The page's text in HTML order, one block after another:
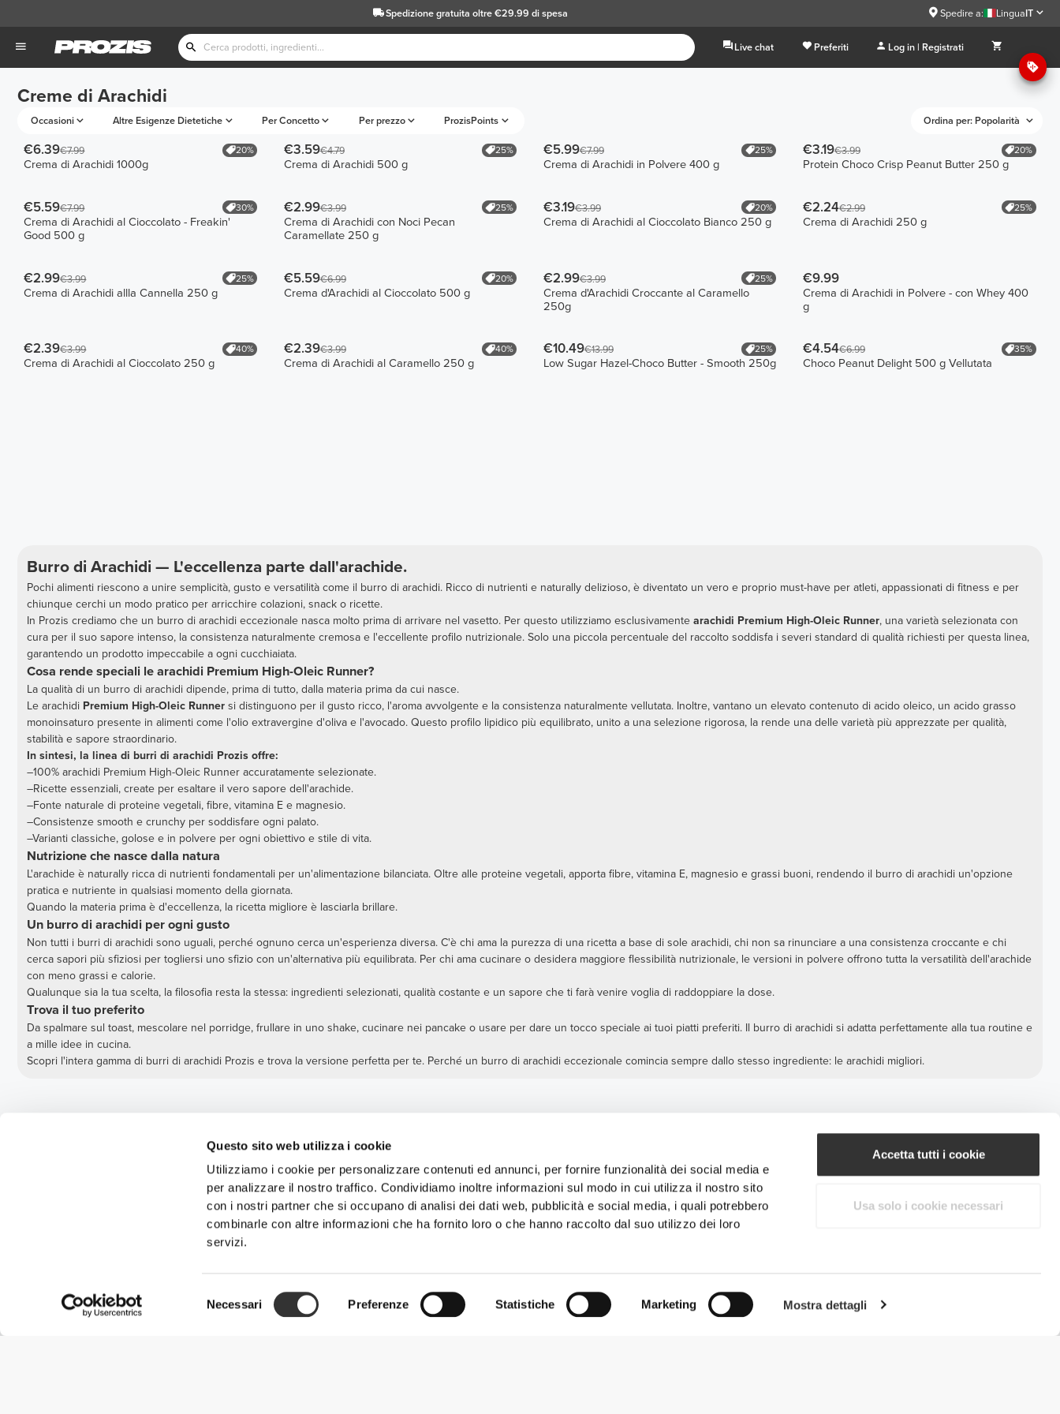
Questo sito web utilizza i cookie
Utilizziamo i cookie per personalizzare contenuti ed annunci, per fornire funzionalità dei social media e
per analizzare il nostro traffico. Condividiamo inoltre informazioni sul modo in cui utilizza il nostro sito
con i nostri partner che si occupano di analisi dei dati web, pubblicità e social media, i quali potrebbero
combinarle con altre informazioni che ha fornito loro o che hanno raccolto dal suo utilizzo dei loro
servizi.
del
Necessari Preferenze Statistiche Marketing Mostra dettagli
Accetta tutti i cookie
Usa solo i cookie necessari
Spedizione gratuita oltre €29.99 di spesa Spedire a: LinguaIT
Live chat Preferiti Log in | Registrati
Creme di Arachidi
Occasioni Altre Esigenze Dietetiche Per Concetto Per prezzo ProzisPoints Ordina per: Popolarità
€6.39€7.99 20%
Crema di Arachidi 1000g
€3.59€4.79 25%
Crema di Arachidi 500 g
€5.99€7.99 25%
Crema di Arachidi in Polvere 400 g
€3.19€3.99 20%
Protein Choco Crisp Peanut Butter 250 g
€5.59€7.99 30%
Crema di Arachidi al Cioccolato - Freakin'
Good 500 g
€2.99€3.99 25%
Crema di Arachidi con Noci Pecan
Caramellate 250 g
€3.19€3.99 20%
Crema di Arachidi al Cioccolato Bianco 250 g
€2.24€2.99 25%
Crema di Arachidi 250 g
€2.99€3.99 25%
Crema di Arachidi allla Cannella 250 g
€5.59€6.99 20%
Crema d'Arachidi al Cioccolato 500 g
€2.99€3.99 25%
Crema d'Arachidi Croccante al Caramello
250g
€9.99
Crema di Arachidi in Polvere - con Whey 400
g
€2.39€3.99 40%
Crema di Arachidi al Cioccolato 250 g
€2.39€3.99 40%
Crema di Arachidi al Caramello 250 g
€10.49€13.99 25%
Low Sugar Hazel-Choco Butter - Smooth 250g
€4.54€6.99 35%
Choco Peanut Delight 500 g Vellutata
Burro di Arachidi — L'eccellenza parte dall'arachide.
Pochi alimenti riescono a unire semplicità, gusto e versatilità come il burro di arachidi. Ricco di nutrienti e naturally delizioso, è diventato un vero e proprio must-have per atleti, appassionati di fitness e per
chiunque cerchi un modo pratico per arricchire colazioni, snack o ricette.
In Prozis crediamo che un burro di arachidi eccezionale nasca molto prima di arrivare nel vasetto. Per questo utilizziamo esclusivamente arachidi Premium High-Oleic Runner, una varietà selezionata con
cura per il suo sapore intenso, la consistenza naturalmente cremosa e l'eccellente profilo nutrizionale. Solo una piccola percentuale del raccolto soddisfa i severi standard di qualità richiesti per questa linea,
garantendo un prodotto impeccabile a ogni cucchiaiata.
Cosa rende speciali le arachidi Premium High-Oleic Runner?
La qualità di un burro di arachidi dipende, prima di tutto, dalla materia prima da cui nasce.
Le arachidi Premium High-Oleic Runner si distinguono per il gusto ricco, l'aroma avvolgente e la consistenza naturalmente vellutata. Inoltre, vantano un elevato contenuto di acido oleico, un acido grasso
monoinsaturo presente in alimenti come l'olio extravergine d'oliva e l'avocado. Questo profilo lipidico più equilibrato, unito a una selezione rigorosa, la rende una delle varietà più apprezzate per qualità,
stabilità e sapore straordinario.
In sintesi, la linea di burri di arachidi Prozis offre:
–100% arachidi Premium High-Oleic Runner accuratamente selezionate.
–Ricette essenziali, create per esaltare il vero sapore dell'arachide.
–Fonte naturale di proteine vegetali, fibre, vitamina E e magnesio.
–Consistenze smooth e crunchy per soddisfare ogni palato.
–Varianti classiche, golose e in polvere per ogni obiettivo e stile di vita.
Nutrizione che nasce dalla natura
L'arachide è naturally ricca di nutrienti fondamentali per un'alimentazione bilanciata. Oltre alle proteine vegetali, apporta fibre, vitamina E, magnesio e grassi buoni, rendendo il burro di arachidi un'opzione
pratica e nutriente in qualsiasi momento della giornata.
Quando la materia prima è d'eccellenza, la ricetta migliore è lasciarla brillare.
Un burro di arachidi per ogni gusto
Non tutti i burri di arachidi sono uguali, perché ognuno cerca un'esperienza diversa. C'è chi ama la purezza di una ricetta a base di sole arachidi, chi non sa rinunciare a una consistenza croccante e chi
cerca sapori più sfiziosi per togliersi uno sfizio con un'alternativa più equilibrata. Per chi ama cucinare o desidera maggiore flessibilità nutrizionale, le versioni in polvere offrono tutta la versatilità dell'arachide
con meno grassi e calorie.
Qualunque sia la tua scelta, la filosofia resta la stessa: ingredienti selezionati, qualità costante e un sapore che ti farà venire voglia di raddoppiare la dose.
Trova il tuo preferito
Da spalmare sul toast, mescolare nel porridge, frullare in uno shake, cucinare nei pancake o usare per dare un tocco speciale ai tuoi piatti preferiti. Il burro di arachidi si adatta perfettamente alla tua routine e
a mille idee in cucina.
Scopri l'intera gamma di burri di arachidi Prozis e trova la versione perfetta per te. Perché un burro di arachidi eccezionale comincia sempre dallo stesso ingrediente: le arachidi migliori.